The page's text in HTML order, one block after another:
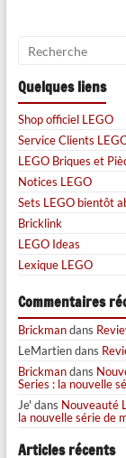
Quelques liens
Shop officiel LEGO
Service Clients
LEGO Briques et
Notices LEGO
Sets LEGO bientôt
Bricklink
LEGO Ideas
Lexique LEGO
Commentaires
Brickmandans
LeMartiendans
Brickmandans
Series : la nouvelle
Je' dans Nouveauté
la nouvelle série de
Articles récents